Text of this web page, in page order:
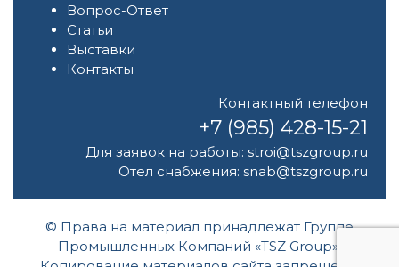
Вопрос-Ответ
Статьи
Выставки
Контакты
Контактный телефон
+7 (985) 428-15-21
Для заявок на работы: stroi@tszgroup.ru
Отел снабжения: snab@tszgroup.ru
© Права на материал принадлежат Группе
Промышленных Компаний «TSZ Group».